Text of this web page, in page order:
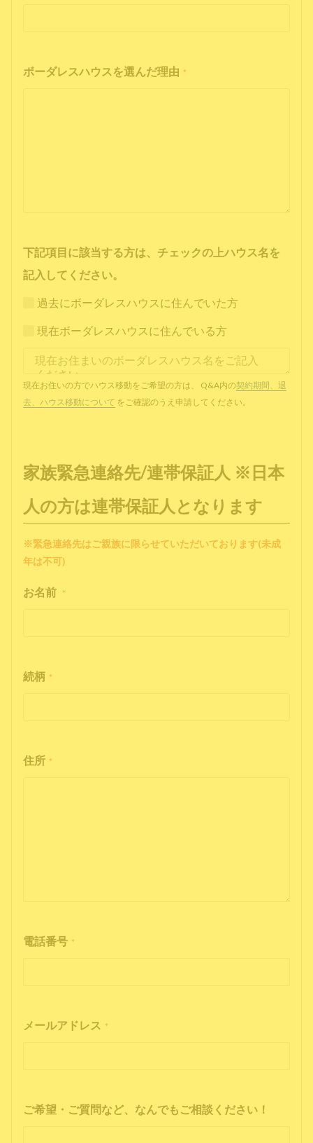
ボーダレスハウスを選んだ理由 *
下記項目に該当する方は、チェックの上ハウス名を
記入してください。
過去にボーダレスハウスに住んでいた方
現在ボーダレスハウスに住んでいる方
現在お住いの方でハウス移動をご希望の方は、 Q&A内の契約期間、退
去、ハウス移動について をご確認のうえ申請してください。
家族緊急連絡先/連帯保証人 ※日本
人の方は連帯保証人となります
※緊急連絡先はご親族に限らせていただいております(未成
年は不可)
お名前 *
続柄 *
住所 *
電話番号 *
メールアドレス *
ご希望・ご質問など、なんでもご相談ください！